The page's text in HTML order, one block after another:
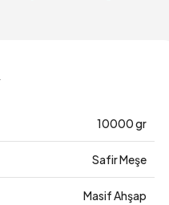
10000 gr
Safir Meşe
Masif Ahşap